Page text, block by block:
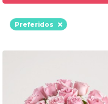
Preferidos